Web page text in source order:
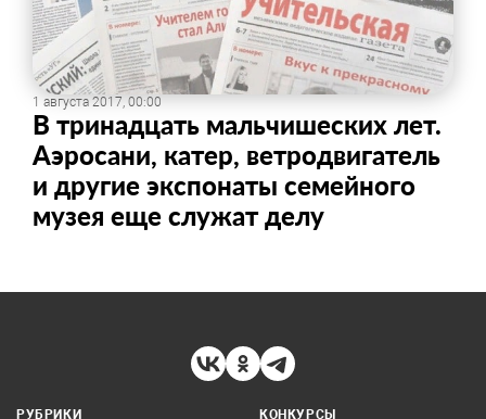
1 августа 2017, 00:00
В тринадцать мальчишеских лет.
Аэросани, катер, ветродвигатель
и другие экспонаты семейного
музея еще служат делу
РУБРИКИ
КОНКУРСЫ